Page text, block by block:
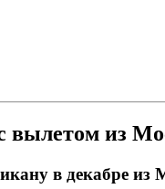
вылетом из
в декабре из